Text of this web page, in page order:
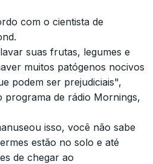
com o cientista de
suas frutas, legumes e
muitos patógenos nocivos
podem ser prejudiciais",
programa de rádio Mornings,
isso, você não sabe
estão no solo e até
de chegar ao